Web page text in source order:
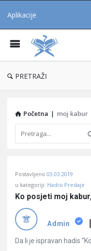
Aplikacije
PRETRAŽI
Početna | moj kabur
Učene
Latest
Pitanja
Postavljeno 03.03.2019
u kategoriji: Hadisi Predaje
Ko posjeti moj
Admin
Da li je ispravan hadis